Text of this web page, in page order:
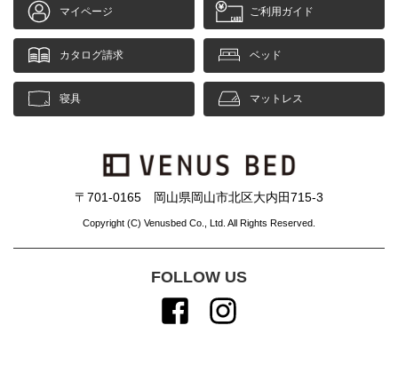
マイページ ご利用ガイド
カタログ請求 ベッド
寝具 マットレス
〒701-0165 岡山県岡山市北区大内田715-3
Copyright (C) Venusbed Co., Ltd. All Rights Reserved.
FOLLOW US